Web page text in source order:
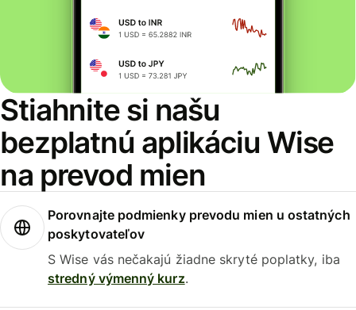
Stiahnite si našu
bezplatnú aplikáciu Wise
na prevod mien
Porovnajte podmienky prevodu mien u ostatných
poskytovateľov
S Wise vás nečakajú žiadne skryté poplatky, iba
stredný výmenný kurz.